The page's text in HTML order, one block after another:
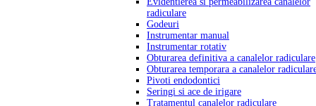
radiculare
Godeuri
Instrumentar manual
Instrumentar rotativ
Obturarea definitiva a canalelor radiculare
Obturarea temporara a canalelor
Pivoti endodontici
Seringi si ace de irigare
Tratamentul canalelor radiculare